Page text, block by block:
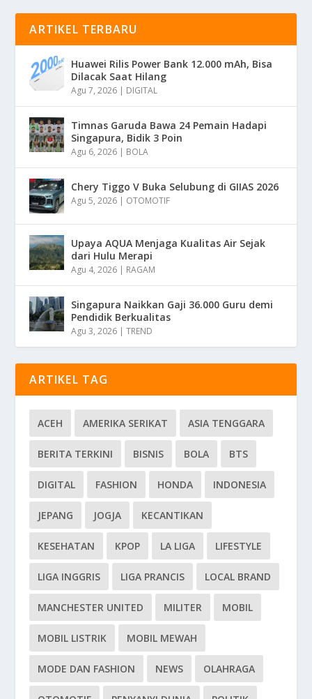
ARTIKEL TERBARU
Huawei Rilis Power Bank 12.000 mAh, Bisa
Dilacak Saat Hilang
Agu 7, 2026 | DIGITAL
Timnas Garuda Bawa 24 Pemain Hadapi
Singapura, Bidik 3 Poin
Agu 6, 2026 | BOLA
Chery Tiggo V Buka Selubung di GIIAS 2026
Agu 5, 2026 | OTOMOTIF
Upaya AQUA Menjaga Kualitas Air Sejak
dari Hulu Merapi
Agu 4, 2026 | RAGAM
Singapura Naikkan Gaji 36.000 Guru demi
Pendidik Berkualitas
Agu 3, 2026 |TREND
ARTIKEL TAG
ACEH AMERIKA SERIKAT ASIA TENGGARA
BERITA TERKINI BISNIS BOLA BTS
DIGITAL FASHION HONDA INDONESIA
JEPANG JOGJA KECANTIKAN
KESEHATAN KPOP LA LIGA LIFESTYLE
LIGA INGGRIS LIGA PRANCIS LOCAL BRAND
MANCHESTER UNITED MILITER MOBIL
MOBIL LISTRIK MOBIL MEWAH
MODE DAN FASHION NEWS OLAHRAGA